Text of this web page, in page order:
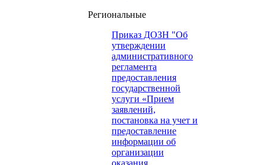
Региональные
Приказ ДОЗН "Об
утверждении
административного
регламента
предоставления
государственной
услуги «Прием
заявлений,
постановка на учет и
предоставление
информации об
организации
оказания